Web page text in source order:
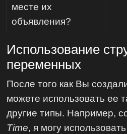
месте их
объявления?
Использование
переменных
После того как Вы
можете использовать ее
другие типы. Например,
Time, я могу